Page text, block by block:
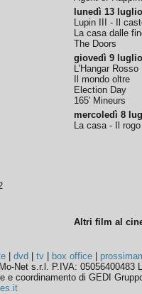
lunedì 13 luglio
Lupin III - Il
La casa dalle
The Doors
giovedì 9 luglio
L'Hangar Rosso
Il mondo oltre
Election Day
165' Mineurs
mercoledì 8
La casa - Il
Altri film al
|dvd |tv box office
Net s.r.l. P.IVA: 05056400483
e coordinamento di GEDI